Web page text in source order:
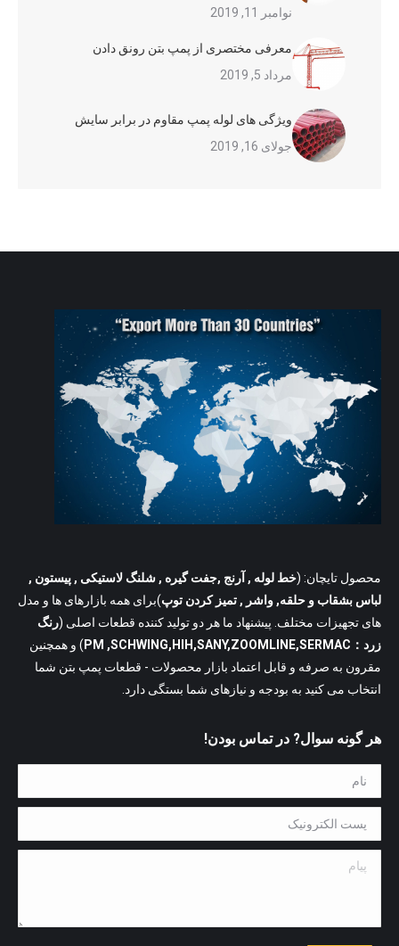
نوامبر 11, 2019
معرفی مختصری از پمپ بتن رونق دادن
مرداد 5, 2019
ویژگی های لوله پمپ مقاوم در برابر سایش
جولای 16, 2019
محصول تایچان: (خط لوله , آرنج ,جفت گیره , شلنگ لاستیکی , پیستون ,
لباس بشقاب و حلقه, واشر , تمیز کردن توپ)برای همه بازارهای ها و مدل
های تجهیزات مختلف. پیشنهاد ما هر دو تولید کننده قطعات اصلی (رنگ
زرد：PM ,SCHWING,HIH,SANY,ZOOMLINE,SERMAC
) و همچنین
مقرون به صرفه و قابل اعتماد بازار محصولات - قطعات پمپ بتن شما
انتخاب می کنید به بودجه و نیازهای شما بستگی دارد.
هر گونه سوال? در تماس بودن!
نام *
پست الکترونیک *